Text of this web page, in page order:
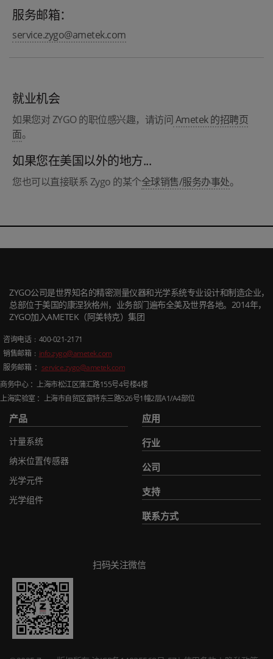
服务邮箱：
service.zygo@ametek.com
就业机会
如果您对 ZYGO 的职位感兴趣，请访问Ametek 的招聘页
面。
如果您在美国以外的地方...
您也可以直接联系 Zygo 的某个全球销售/服务办事处。
ZYGO公司是世界知名的精密测量仪器和光学系统专业设计和制造企业，
总部位于美国的康涅狄格州，业务部门遍布全美及世界各地。2014年，
ZYGO加入AMETEK（阿美特克）集团
咨询电话: 400-021-2171
销售邮箱 : info.zygo@ametek.com
服务邮箱 ： service.zygo@ametek.com
商务中心 ：上海市松江区蒲汇路155号4号楼4楼
上海实验室 ：上海市自贸区富特东三路526号1幢2层A1/A4部位
产品
计量系统
纳米位置传感器
光学元件
光学组件
应用
行业
公司
支持
联系方式
扫码关注微信